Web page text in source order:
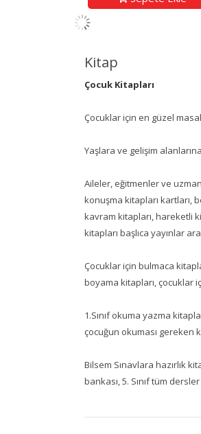
Kitap
Çocuk Kitapları
Çocuklar için en güzel
Yaşlara ve gelişim
Aileler, eğitmenler ve
konuşma kitapları kartları,
kavram kitapları, hareketli
kitapları başlıca yayınlar
Çocuklar için bulmaca
boyama kitapları, çocuklar
1.Sınıf okuma yazma
çocuğun okuması
Bilsem Sınavlara hazırlık
bankası, 5. Sınıf tüm